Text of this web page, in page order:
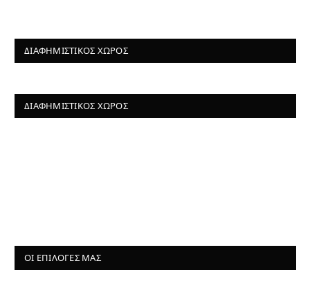
ΔΙΑΦΗΜΙΣΤΙΚΌΣ ΧΏΡΟΣ
ΔΙΑΦΗΜΙΣΤΙΚΌΣ ΧΏΡΟΣ
ΟΙ ΕΠΙΛΟΓΈΣ ΜΑΣ